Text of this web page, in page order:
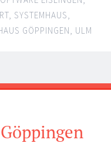
, SYSTEMHAUS,
GÖPPINGEN, ULM